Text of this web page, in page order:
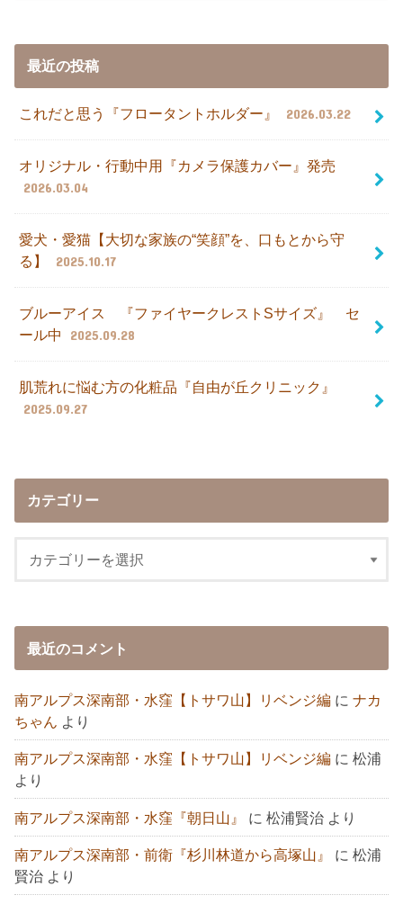
最近の投稿
これだと思う『フロータントホルダー』 2026.03.22
オリジナル・行動中用『カメラ保護カバー』発売
2026.03.04
愛犬・愛猫【大切な家族の“笑顔”を、口もとから守
る】
2025.10.17
ブルーアイス 『ファイヤークレストSサイズ』 セ
ール中
2025.09.28
肌荒れに悩む方の化粧品『自由が丘クリニック』
2025.09.27
カテゴリー
最近のコメント
南アルプス深南部・水窪【トサワ山】リベンジ編 にナカ
ちゃん より
南アルプス深南部・水窪【トサワ山】リベンジ編 に松浦
より
南アルプス深南部・水窪『朝日山』 に松浦賢治 より
南アルプス深南部・前衛『杉川林道から高塚山』 に松浦
賢治 より